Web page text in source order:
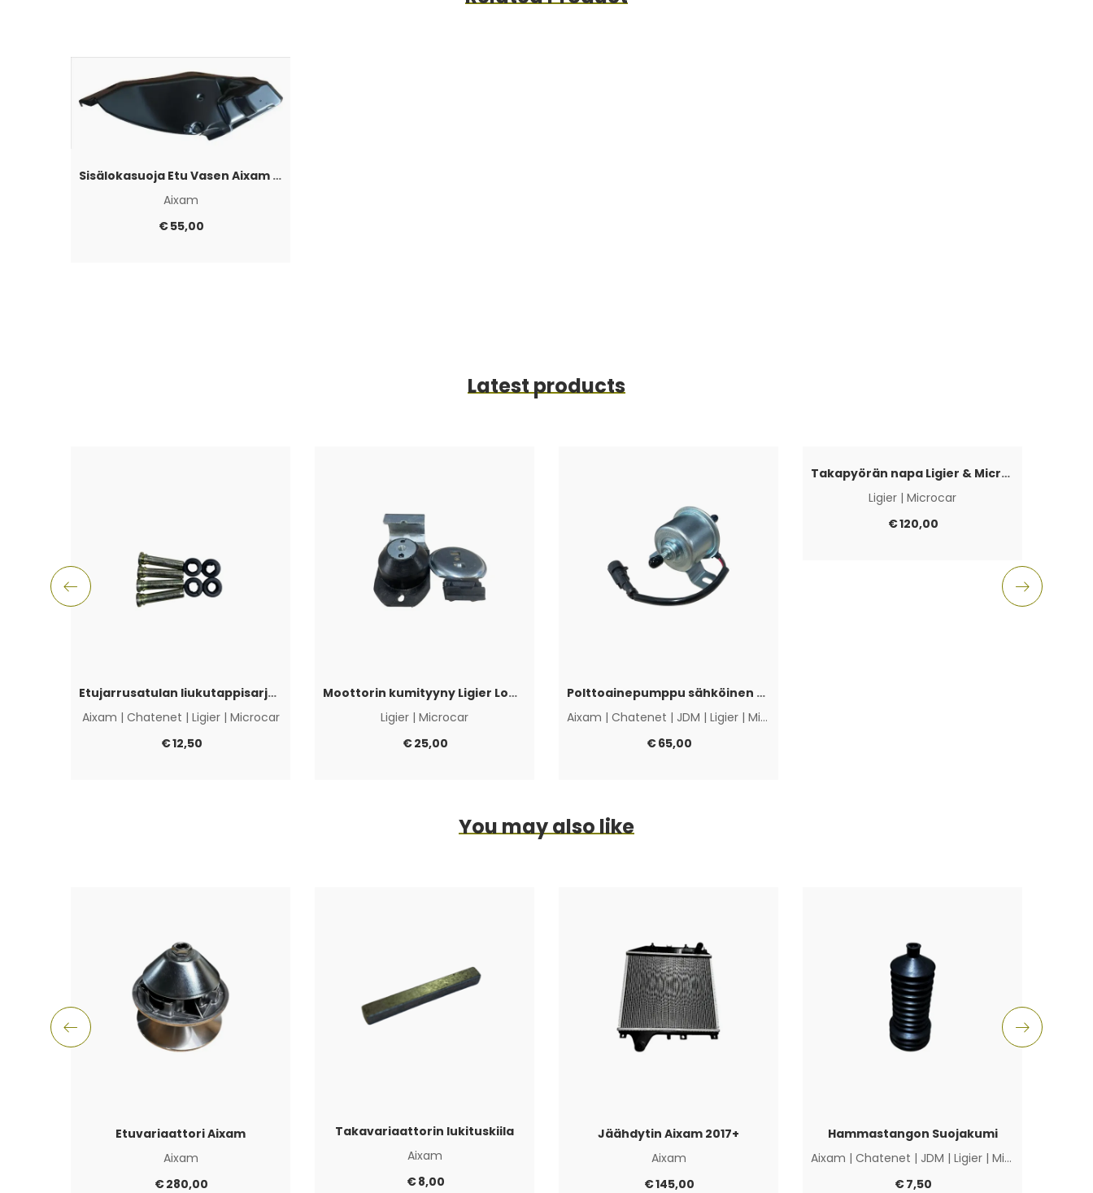
Sisälokasuoja Etu Vasen Aixam Emotion 2020+
Aixam
€55,00
Latest products
Etujarrusatulan liukutappisarja Aixam, Ligier, Microcar & Chatenet
Aixam | Chatenet | Ligier| Microcar
€12,50
Moottorin kumityyny Ligier Lombardini Progress / DCI
Ligier | Microcar
€25,00
Polttoainepumppu sähköinen Lombardini Progress / DCI / FOCS
Aixam | Chatenet | JDM | Ligier | Microcar
€65,00
Takapyörän napa Ligier & Microcar 4×100
Ligier | Microcar
€120,00
You may also like
Etuvariaattori Aixam
Aixam
€280,00
Takavariaattorin lukituskiila
Aixam
€8,00
Jäähdytin Aixam 2017+
Aixam
€145,00
Hammastangon Suojakumi
Aixam | Chatenet | JDM | Ligier | Microcar
€7,50